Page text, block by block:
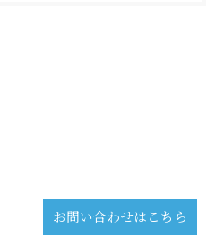
お問い合わせはこちら